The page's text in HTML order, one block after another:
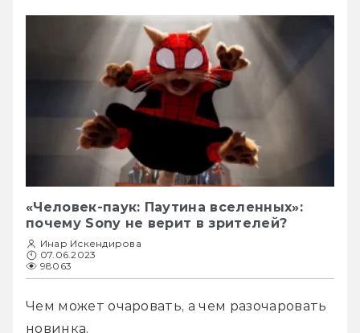
«Человек-паук: Паутина вселенных»:
почему Sony не верит в зрителей?
Инар Искендирова
07.06.2023
98063
Чем может очаровать, а чем разочаровать
новинка.